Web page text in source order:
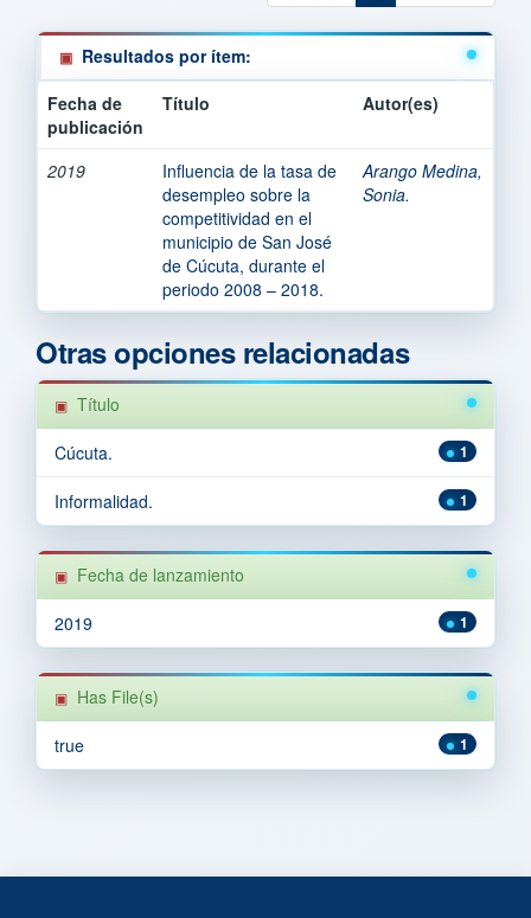
Resultados por ítem:
Fecha de
publicación
Título Autor(es)
2019
Influencia de la tasa de
desempleo sobre la
competitividad en el
municipio de San José
de Cúcuta, durante el
periodo 2008 – 2018.
Arango Medina,
Sonia.
Otras opciones relacionadas
Título
1
Cúcuta.
1
Informalidad.
Fecha de lanzamiento
1
2019
Has File(s)
1
true